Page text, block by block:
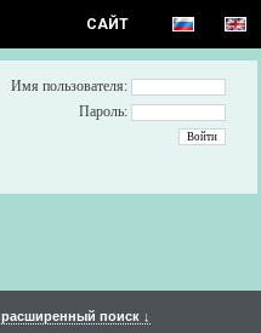
САЙТ
Имя пользователя:
Пароль:
расширенный поиск ↓